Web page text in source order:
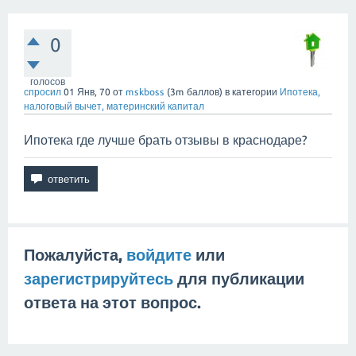
0
голосов
спросил 01 Янв, 70 от mskboss (3m баллов) в категории Ипотека,
налоговый вычет, материнский капитал
Ипотека где лучше брать отзывы в краснодаре?
Пожалуйста, войдите или
зарегистрируйтесь для публикации
ответа на этот вопрос.